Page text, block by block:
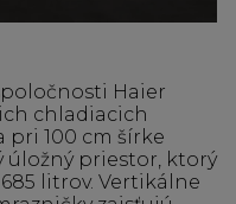
Haier
chladiacich
100 cm šírke
úložný priestor, ktorý
litrov. Vertikálne